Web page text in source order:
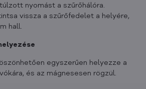
nyomást a szűrőhálóra.
vissza a szűrőfedelet a helyére,
hall.
egyszerűen helyezze a
és az mágnesesen rögzül.